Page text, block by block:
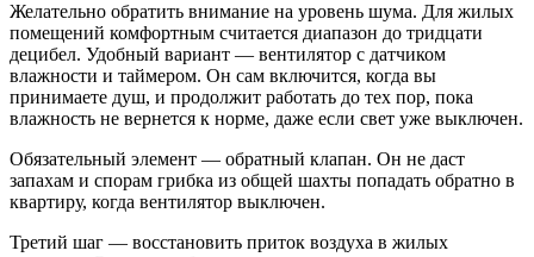
Желательно обратить внимание на уровень шума. Для жилых
помещений комфортным считается диапазон до тридцати
децибел. Удобный вариант — вентилятор с датчиком
влажности и таймером. Он сам включится, когда вы
принимаете душ, и продолжит работать до тех пор, пока
влажность не вернется к норме, даже если свет уже выключен.
Обязательный элемент — обратный клапан. Он не даст
запахам и спорам грибка из общей шахты попадать обратно в
квартиру, когда вентилятор выключен.
Третий шаг — восстановить приток воздуха в жилых